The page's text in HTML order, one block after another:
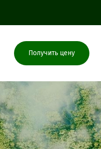
Получить цену